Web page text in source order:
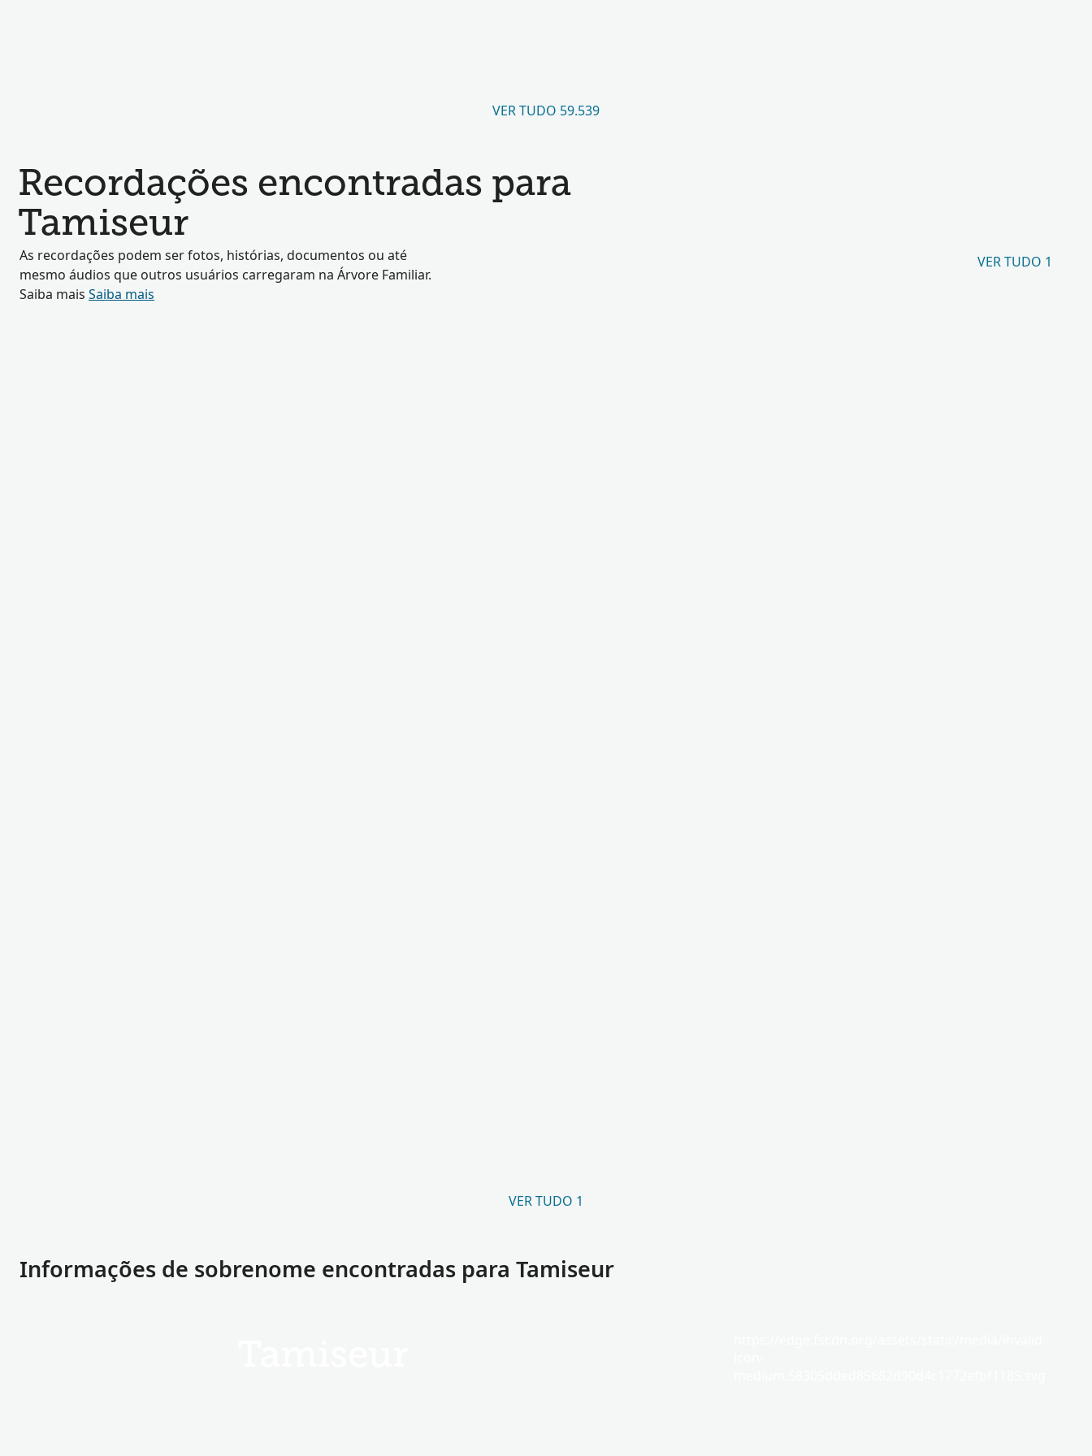
VER TUDO 59.539
Recordações encontradas para
Tamiseur
As recordações podem ser fotos, histórias, documentos ou até
mesmo áudios que outros usuários carregaram na Árvore Familiar.
Saiba mais Saiba mais
VER TUDO 1
VER TUDO 1
Informações de sobrenome encontradas para Tamiseur